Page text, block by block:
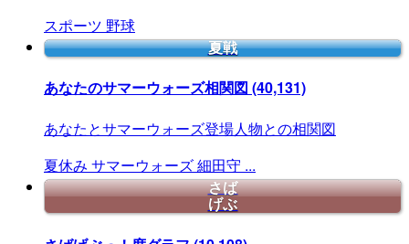
スポーツ 野球
夏戦
あなたのサマーウォーズ相関図 (40,131)
あなたとサマーウォーズ登場人物との相関図
夏休み サマーウォーズ細田守 ...
さば
げぶ